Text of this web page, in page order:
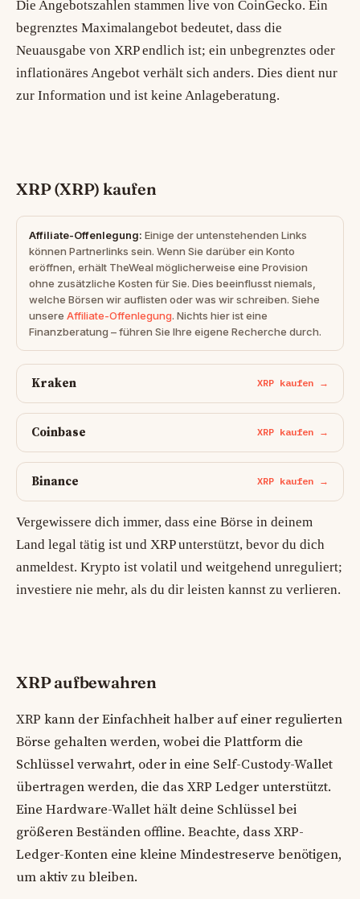
Die Angebotszahlen stammen live von CoinGecko. Ein
begrenztes Maximalangebot bedeutet, dass die
Neuausgabe von XRP endlich ist; ein unbegrenztes oder
inflationäres Angebot verhält sich anders. Dies dient nur
zur Information und ist keine Anlageberatung.
XRP (XRP) kaufen
Affiliate-Offenlegung: Einige der untenstehenden Links
können Partnerlinks sein. Wenn Sie darüber ein Konto
eröffnen, erhält TheWeal möglicherweise eine Provision
ohne zusätzliche Kosten für Sie. Dies beeinflusst niemals,
welche Börsen wir auflisten oder was wir schreiben. Siehe
unsere Affiliate-Offenlegung. Nichts hier ist eine
Finanzberatung – führen Sie Ihre eigene Recherche durch.
Kraken XRP kaufen →
Coinbase XRP kaufen →
Binance XRP kaufen →
Vergewissere dich immer, dass eine Börse in deinem
Land legal tätig ist und XRP unterstützt, bevor du dich
anmeldest. Krypto ist volatil und weitgehend unreguliert;
investiere nie mehr, als du dir leisten kannst zu verlieren.
XRP aufbewahren
XRP kann der Einfachheit halber auf einer regulierten
Börse gehalten werden, wobei die Plattform die
Schlüssel verwahrt, oder in eine Self-Custody-Wallet
übertragen werden, die das XRP Ledger unterstützt.
Eine Hardware-Wallet hält deine Schlüssel bei
größeren Beständen offline. Beachte, dass XRP-
Ledger-Konten eine kleine Mindestreserve benötigen,
um aktiv zu bleiben.